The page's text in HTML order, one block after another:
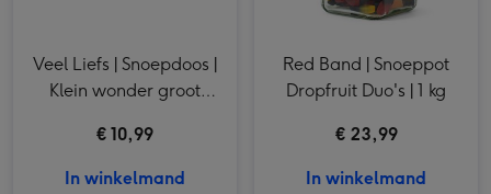
Veel Liefs | Snoepdoos |
Klein wonder groot
€ 10,99
In winkelmand
Red Band | Snoeppot
Dropfruit Duo's | 1 kg
€ 23,99
In winkelmand